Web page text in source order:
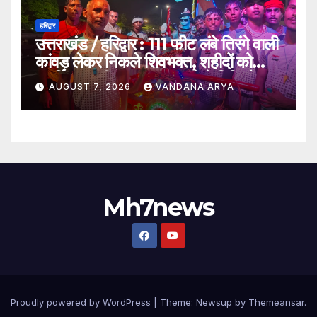
हरिद्वार
उत्तराखंड / हरिद्वार : 111 फीट लंबे तिरंगे वाली
कांवड़ लेकर निकले शिवभक्त, शहीदों को
समर्पित अनूठी आस्था यात्रा_देखे विडिओ !!
AUGUST 7, 2026 VANDANA ARYA
Mh7news
Proudly powered by WordPress Theme: Newsup by Themeansar.